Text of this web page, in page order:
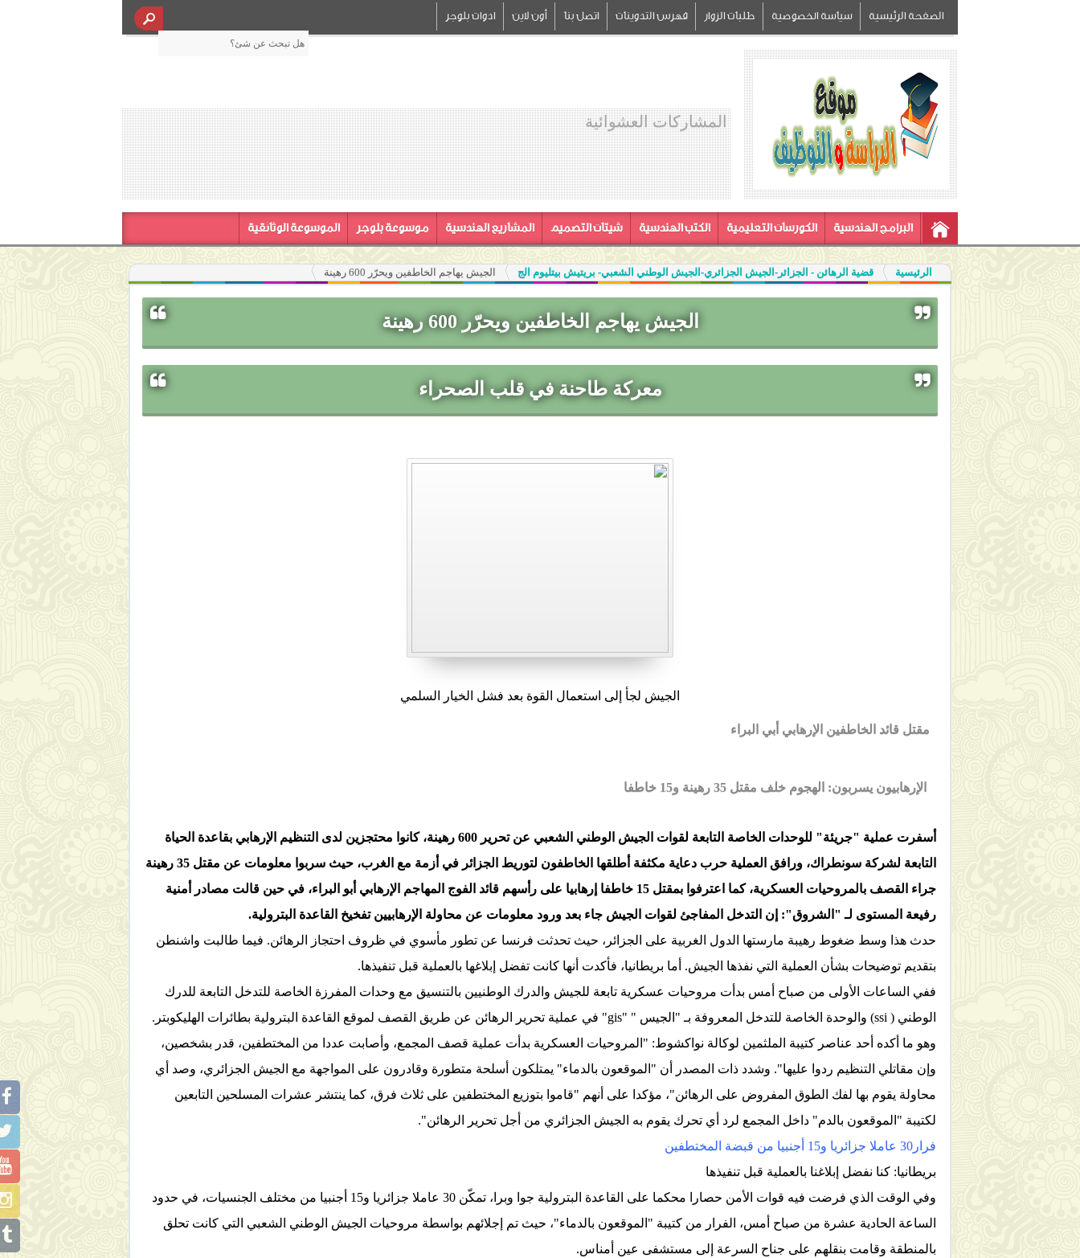
الصفحة الرئيسية سياسة الخصوصية طلبات الزوار فهرس التدوينات اتصل بنا أون لاين ادوات بلوجر
المشاركات العشوائية
البرامج الهندسية الكورسات التعليمية الكتب الهندسية شيتات التصميم المشاريع الهندسية موسوعة بلوجر الموسوعة الوثائقية
الرئيسية قضية الرهائن - الجزائر-الجيش الجزائري-الجيش الوطني الشعبي- بريتيش بيتليوم الج الجيش يهاجم الخاطفين ويحرّر 600 رهينة
الجيش يهاجم الخاطفين ويحرّر 600 رهينة
معركة طاحنة في قلب الصحراء
الجيش لجأ إلى استعمال القوة بعد فشل الخيار السلمي
مقتل قائد الخاطفين الإرهابي أبي البراء
الإرهابيون يسربون: الهجوم خلف مقتل 35 رهينة و15 خاطفا
أسفرت عملية "جريئة" للوحدات الخاصة التابعة لقوات الجيش الوطني الشعبي عن تحرير 600 رهينة، كانوا محتجزين لدى التنظيم الإرهابي بقاعدة الحياة
التابعة لشركة سونطراك، ورافق العملية حرب دعاية مكثفة أطلقها الخاطفون لتوريط الجزائر في أزمة مع الغرب، حيث سربوا معلومات عن مقتل 35 رهينة
جراء القصف بالمروحيات العسكرية، كما اعترفوا بمقتل 15 خاطفا إرهابيا على رأسهم قائد الفوج المهاجم الإرهابي أبو البراء، في حين قالت مصادر أمنية
رفيعة المستوى لـ "الشروق": إن التدخل المفاجئ لقوات الجيش جاء بعد ورود معلومات عن محاولة الإرهابيين تفخيخ القاعدة البترولية.
حدث هذا وسط ضغوط رهيبة مارستها الدول الغربية على الجزائر، حيث تحدثت فرنسا عن تطور مأسوي في ظروف احتجاز الرهائن. فيما طالبت واشنطن
بتقديم توضيحات بشأن العملية التي نفذها الجيش. أما بريطانيا، فأكدت أنها كانت تفضل إبلاغها بالعملية قبل تنفيذها.
ففي الساعات الأولى من صباح أمس بدأت مروحيات عسكرية تابعة للجيش والدرك الوطنيين بالتنسيق مع وحدات المفرزة الخاصة للتدخل التابعة للدرك
الوطني ( ssi) والوحدة الخاصة للتدخل المعروفة بـ "الجيس " "gis"
في عملية تحرير الرهائن عن طريق القصف لموقع القاعدة البترولية بطائرات الهليكوبتر.
وهو ما أكده أحد عناصر كتيبة الملثمين لوكالة نواكشوط: "المروحيات العسكرية بدأت عملية قصف المجمع، وأصابت عددا من المختطفين، قدر بشخصين،
وإن مقاتلي التنظيم ردوا عليها". وشدد ذات المصدر أن "الموقعون بالدماء" يمتلكون أسلحة متطورة وقادرون على المواجهة مع الجيش الجزائري، وصد أي
محاولة يقوم بها لفك الطوق المفروض على الرهائن"، مؤكدا على أنهم "قاموا بتوزيع المختطفين على ثلاث فرق، كما ينتشر عشرات المسلحين التابعين
لكتيبة "الموقعون بالدم" داخل المجمع لرد أي تحرك يقوم به الجيش الجزائري من أجل تحرير الرهائن".
فرار30 عاملا جزائريا و15 أجنبيا من قبضة المختطفين
بريطانيا: كنا نفضل إبلاغنا بالعملية قبل تنفيذها
وفي الوقت الذي فرضت فيه قوات الأمن حصارا محكما على القاعدة البترولية جوا وبرا، تمكّن 30 عاملا جزائريا و15 أجنبيا من مختلف الجنسيات، في حدود
الساعة الحادية عشرة من صباح أمس، الفرار من كتيبة "الموقعون بالدماء"، حيث تم إجلائهم بواسطة مروحيات الجيش الوطني الشعبي التي كانت تحلق
بالمنطقة وقامت بنقلهم على جناح السرعة إلى مستشفى عين أمناس.